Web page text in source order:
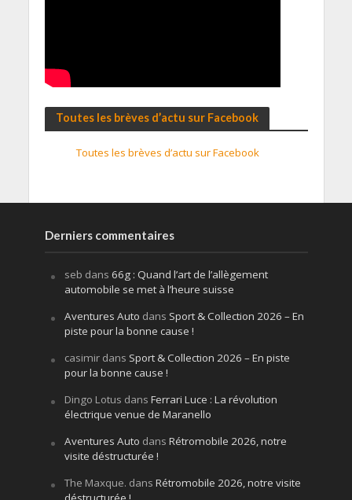
Toutes les brèves d’actu sur Facebook
Toutes les brèves d’actu sur Facebook
Derniers commentaires
seb dans 66g : Quand l’art de l’allègement
automobile se met à l’heure suisse
Aventures Auto dans Sport & Collection 2026 – En
piste pour la bonne cause !
casimirdans Sport & Collection 2026 – En piste
pour la bonne cause !
Dingo Lotus dans Ferrari Luce : La révolution
électrique venue de Maranello
Aventures Auto dans Rétromobile 2026, notre
visite déstructurée !
The Maxque. dans Rétromobile 2026, notre visite